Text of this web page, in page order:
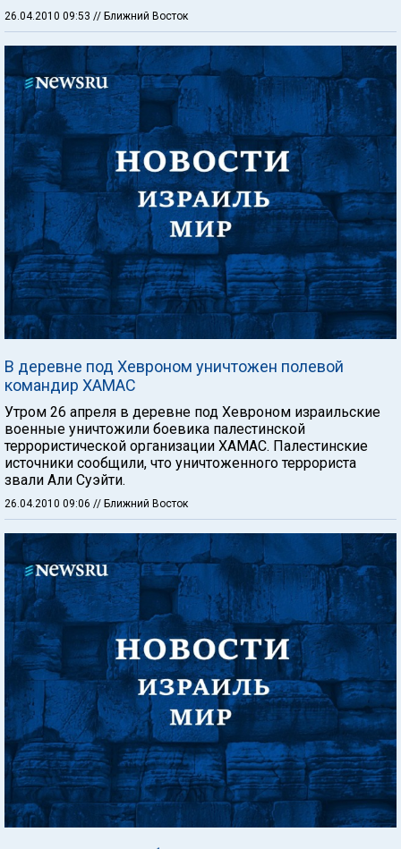
26.04.2010 09:53 // Ближний Восток
В деревне под Хевроном уничтожен полевой
командир ХАМАС
Утром 26 апреля в деревне под Хевроном израильские
военные уничтожили боевика палестинской
террористической организации ХАМАС. Палестинские
источники сообщили, что уничтоженного террориста
звали Али Суэйти.
26.04.2010 09:06 // Ближний Восток